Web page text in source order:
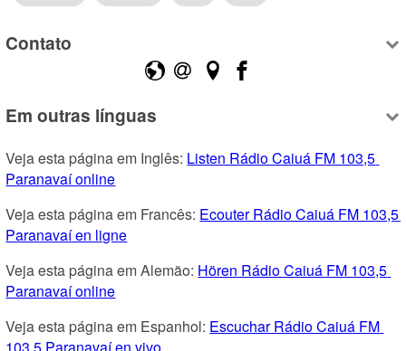
Contato
Em outras línguas
Veja esta página em Inglês: Listen Rádio Caiuá FM 103,5
Paranavaí online
Veja esta página em Francês: Ecouter Rádio Caiuá FM 103,5
Paranavaí en ligne
Veja esta página em Alemão: Hören Rádio Caiuá FM 103,5
Paranavaí online
Veja esta página em Espanhol: Escuchar Rádio Caiuá FM
103,5 Paranavaí en vivo